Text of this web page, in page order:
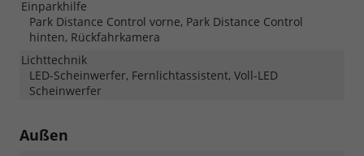
Einparkhilfe
Park Distance Control vorne, Park Distance Control
hinten, Rückfahrkamera
Lichttechnik
LED-Scheinwerfer, Fernlichtassistent, Voll-LED
Scheinwerfer
Außen